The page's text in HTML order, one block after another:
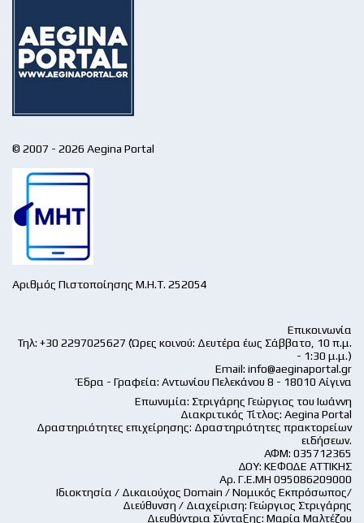
© 2007 - 2026 Aegina Portal
Αριθμός Πιστοποίησης Μ.Η.Τ. 252054
Επικοινωνία
Τηλ: +30 2297025627 (Ώρες κοινού: Δευτέρα έως Σάββατο, 10 π.μ.
- 1:30 μ.μ.)
Email: info@aeginaportal.gr
Έδρα - Γραφεία: Αντωνίου Πελεκάνου 8 - 18010 Αίγινα
Επωνυμία: Στριγάρης Γεώργιος του Ιωάννη
Διακριτικός Τίτλος: Aegina Portal
Δραστηριότητες επιχείρησης: Δραστηριότητες πρακτορείων
ειδήσεων.
ΑΦΜ: 035712365
ΔΟΥ: ΚΕΦΟΔΕ ΑΤΤΙΚΗΣ
Αρ. Γ.Ε.ΜΗ 095086209000
Ιδιοκτησία / Δικαιούχος Domain / Νομικός Εκπρόσωπος/
Διεύθυνση / Διαχείριση: Γεώργιος Στριγάρης
Διευθύντρια Σύνταξης: Μαρία Μαλτέζου